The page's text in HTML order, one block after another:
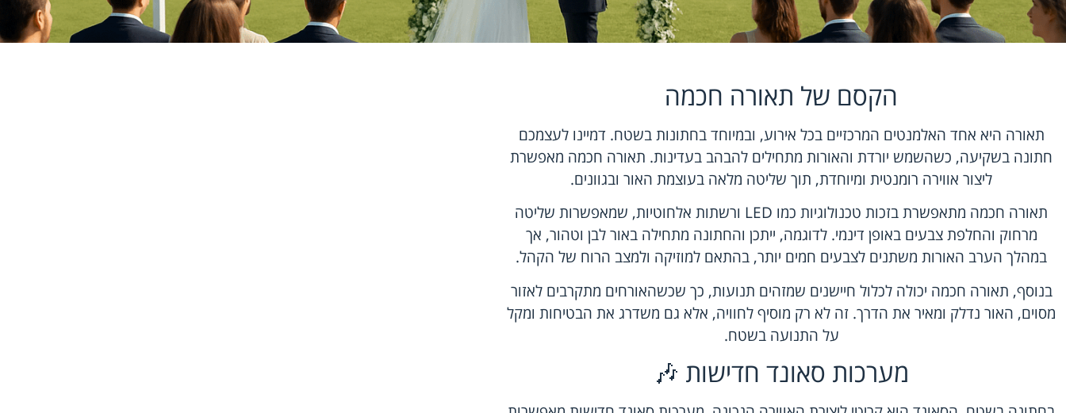
הקסם של תאורה חכמה
תאורה היא אחד האלמנטים המרכזיים בכל אירוע, ובמיוחד בחתונות בשטח. דמיינו לעצמכם
חתונה בשקיעה, כשהשמש יורדת והאורות מתחילים להבהב בעדינות. תאורה חכמה מאפשרת
ליצור אווירה רומנטית ומיוחדת, תוך שליטה מלאה בעוצמת האור ובגוונים.
תאורה חכמה מתאפשרת בזכות טכנולוגיות כמו LED ורשתות אלחוטיות, שמאפשרות שליטה
מרחוק והחלפת צבעים באופן דינמי. לדוגמה, ייתכן והחתונה מתחילה באור לבן וטהור, אך
במהלך הערב האורות משתנים לצבעים חמים יותר, בהתאם למוזיקה ולמצב הרוח של הקהל.
בנוסף, תאורה חכמה יכולה לכלול חיישנים שמזהים תנועות, כך שכשהאורחים מתקרבים לאזור
מסוים, האור נדלק ומאיר את הדרך. זה לא רק מוסיף לחוויה, אלא גם משדרג את הבטיחות ומקל
על התנועה בשטח.
מערכות סאונד חדישות 🎶